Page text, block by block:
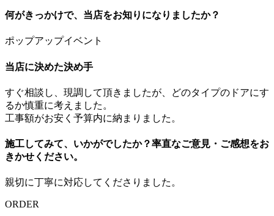
何がきっかけで、当店をお知りになりましたか？
ポップアップイベント
当店に決めた決め手
すぐ相談し、現調して頂きましたが、どのタイプのドアにす
るか慎重に考えました。
工事額がお安く予算内に納まりました。
施工してみて、いかがでしたか？率直なご意見・ご感想をお
きかせください。
親切に丁寧に対応してくださりました。
ORDER